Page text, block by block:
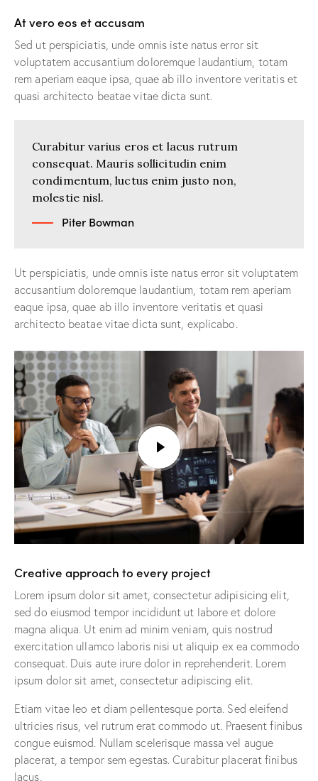
At vero eos et accusam
Sed ut perspiciatis, unde omnis iste natus error sit
voluptatem accusantium doloremque laudantium, totam
rem aperiam eaque ipsa, quae ab illo inventore veritatis et
quasi architecto beatae vitae dicta sunt.
Curabitur varius eros et lacus rutrum
consequat. Mauris sollicitudin enim
condimentum, luctus enim justo non,
molestie nisl.
Piter Bowman
Ut perspiciatis, unde omnis iste natus error sit voluptatem
accusantium doloremque laudantium, totam rem aperiam
eaque ipsa, quae ab illo inventore veritatis et quasi
architecto beatae vitae dicta sunt, explicabo.
Creative approach to every project
Lorem ipsum dolor sit amet, consectetur adipisicing elit,
sed do eiusmod tempor incididunt ut labore et dolore
magna aliqua. Ut enim ad minim veniam, quis nostrud
exercitation ullamco laboris nisi ut aliquip ex ea commodo
consequat. Duis aute irure dolor in reprehenderit. Lorem
ipsum dolor sit amet, consectetur adipiscing elit.
Etiam vitae leo et diam pellentesque porta. Sed eleifend
ultricies risus, vel rutrum erat commodo ut. Praesent finibus
congue euismod. Nullam scelerisque massa vel augue
placerat, a tempor sem egestas. Curabitur placerat finibus
lacus.